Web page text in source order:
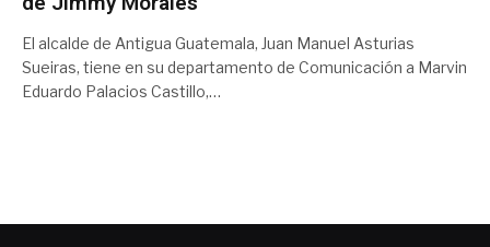
El alcalde de Antigua Guatemala, Juan Manuel Asturias
Sueiras, tiene en su departamento de Comunicación a Marvin
Eduardo Palacios Castillo,…